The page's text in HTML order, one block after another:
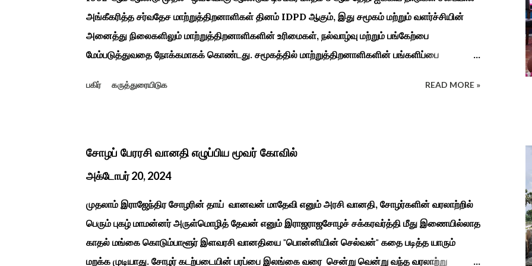
அங்கீகரித்த சர்வதேச மாற்றுத்திறனாளிகள் தினம் IDPD ஆகும், இது சமூகம் மற்றும் வளர்ச்சியின்
அனைத்து நிலைகளிலும் மாற்றுத்திறனாளிகளின் உரிமைகள், நல்வாழ்வு மற்றும் பங்கேற்பை
மேம்படுத்துவதை நோக்கமாகக் கொண்டது. சமூகத்தில் மாற்றுத்திறனாளிகளின் பங்களிப்பை
வளர்ச்சியை ஊக்குவித்தல். இந்த நாளில் உலகெங்கிலும் பல்வேறு விழிப்புணர்வு நிகழ்ச்சிகள்,
டாக்டர் அழகப்பா கல்வி அறிவியல் நிறுவனம் , மற்றும் காரைக்குடி ஹெரிடேஜ் ரோட்டரி கிளப், மற்றும்
மாற்றுத் திறனாளிகளுக்கான மல்டிமோடல் மெட்டீரியல் உற்பத்திக்கான மையம், மற்றும் ஐடி மற்றும்
பகிர் கருத்துரையிடுக READ MORE »
சோழப் பேரரசி வானதி எழுப்பிய மூவர் கோவில்
அக்டோபர் 20, 2024
முதலாம் இராஜேந்திர சோழரின் தாய் வானவன் மாதேவி எனும் அரசி வானதி, சோழர்களின் வரலாற்றில்
பெரும் புகழ் மாமன்னர் அருள்மொழித் தேவன் எனும் இராஜராஜசோழச் சக்கரவர்த்தி மீது இணையில்லாத
காதல் மங்கை கொடும்பாளூர் இளவரசி வானதியை "பொன்னியின் செல்வன்" கதை படித்த யாரும்
மறக்க முடியாது. சோழர் கடற்படையின் பரப்பை இலங்கை வரை சென்று வென்று வந்த வரலாற்று